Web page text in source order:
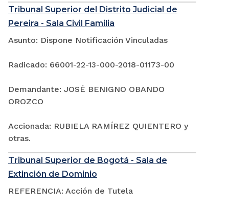
Tribunal Superior del Distrito Judicial de
Pereira - Sala Civil Familia
Asunto: Dispone Notificación Vinculadas
Radicado: 66001-22-13-000-2018-01173-00
Demandante: JOSÉ BENIGNO OBANDO
OROZCO
Accionada: RUBIELA RAMÍREZ QUIENTERO y
otras.
Tribunal Superior de Bogotá - Sala de
Extinción de Dominio
REFERENCIA: Acción de Tutela